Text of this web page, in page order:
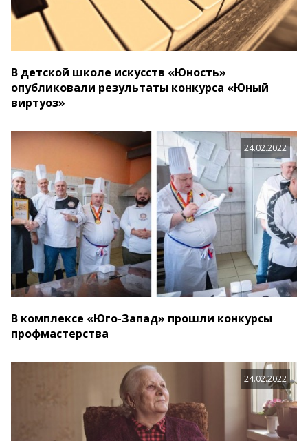
В детской школе искусств «Юность»
опубликовали результаты конкурса «Юный
виртуоз»
24.02.2022
В комплексе «Юго-Запад» прошли конкурсы
профмастерства
24.02.2022